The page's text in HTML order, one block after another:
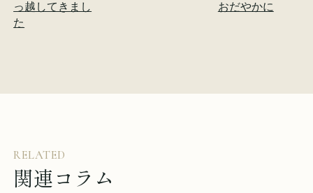
っ越してきまし
た
おだやかに
RELATED
関連コラム